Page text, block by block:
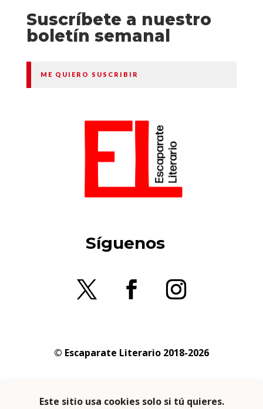
Suscríbete a nuestro
boletín semanal
ME QUIERO SUSCRIBIR
Síguenos
© Escaparate Literario 2018-2026
privacidad